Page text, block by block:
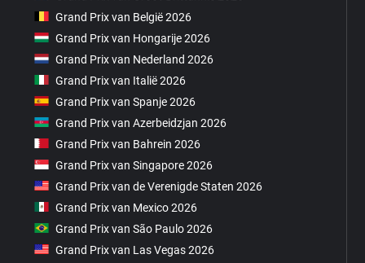
Grand Prix van België 2026
Grand Prix van Hongarije 2026
Grand Prix van Nederland 2026
Grand Prix van Italië 2026
Grand Prix van Spanje 2026
Grand Prix van Azerbeidzjan 2026
Grand Prix van Bahrein 2026
Grand Prix van Singapore 2026
Grand Prix van de Verenigde Staten 2026
Grand Prix van Mexico 2026
Grand Prix van São Paulo 2026
Grand Prix van Las Vegas 2026